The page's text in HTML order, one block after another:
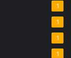
1
1
1
1